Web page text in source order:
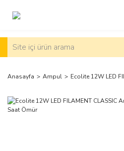
Anasayfa Ampul Ecolite 12W LED